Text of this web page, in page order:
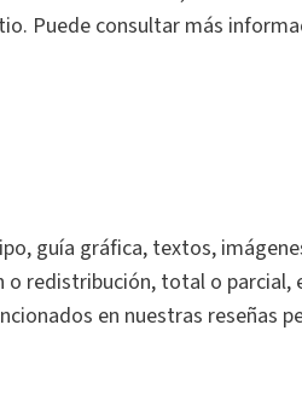
Puede consultar más
guía gráfica, textos,
o redistribución, total o
en nuestras reseñas